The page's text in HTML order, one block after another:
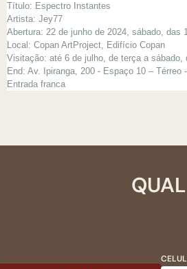
Título: Espectro Instantes
Artista: Jey77
Abertura: 22 de junho de 2024, sábado, das
Local: Copan ArtProject, Edifício Copan
Visitação: até 6 de julho, de terça a sábado,
End: Av. Ipiranga, 200 - Espaço 10 – Térreo
Entrada franca